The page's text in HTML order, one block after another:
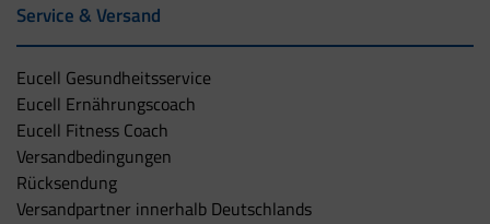
Service & Versand
Eucell Gesundheitsservice
Eucell Ernährungscoach
Eucell Fitness Coach
Versandbedingungen
Rücksendung
Versandpartner innerhalb Deutschlands